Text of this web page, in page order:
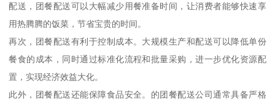
配送，团餐配送可以大幅减少用餐准备时间，让消费者能够快速享
用热腾腾的饭菜，节省宝贵的时间。
再次，团餐配送有利于控制成本。大规模生产和配送可以降低单份
餐食的成本，同时通过标准化流程和批量采购，进一步优化资源配
置，实现经济效益大化。
此外，团餐配送还能保障食品安全。的团餐配送公司通常具备严格